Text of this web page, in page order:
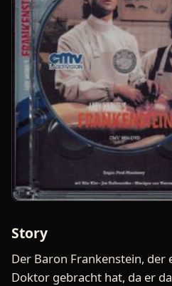
Story
Der Baron Frankenstein, der
Doktor gebracht hat, da er